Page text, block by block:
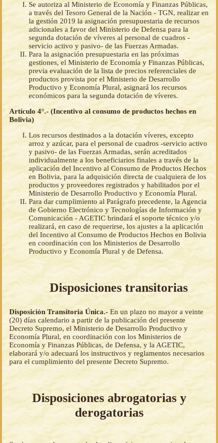
Se autoriza al Ministerio de Economía y Finanzas Públicas,
a través del Tesoro General de la Nación - TGN, realizar en
la gestión 2019 la asignación presupuestaria de recursos
adicionales a favor del Ministerio de Defensa para la
segunda dotación de víveres al personal de cuadros -
servicio activo y pasivo- de las Fuerzas Armadas.
Para la asignación presupuestaria en las próximas
gestiones, el Ministerio de Economía y Finanzas Públicas,
previa evaluación de la lista de precios referenciales de
productos provista por el Ministerio de Desarrollo
Productivo y Economía Plural, asignará los recursos
económicos para la segunda dotación de víveres.
Artículo 4°.- (Incentivo al consumo de productos hechos en
Bolivia)
Los recursos destinados a la dotación víveres, excepto
arroz y azúcar, para el personal de cuadros -servicio activo
y pasivo- de las Fuerzas Armadas, serán acreditados
individualmente a los beneficiarios finales a través de la
aplicación del Incentivo al Consumo de Productos Hechos
en Bolivia, para la adquisición directa de cualquiera de los
productos y proveedores registrados y habilitados por el
Ministerio de Desarrollo Productivo y Economía Plural.
Para dar cumplimiento al Parágrafo precedente, la Agencia
de Gobierno Electrónico y Tecnologías de Información y
Comunicación - AGETIC brindará el soporte técnico y/o
realizará, en caso de requerirse, los ajustes a la aplicación
del Incentivo al Consumo de Productos Hechos en Bolivia
en coordinación con los Ministerios de Desarrollo
Productivo y Economía Plural y de Defensa.
Disposiciones transitorias
Disposición Transitoria Única.- En un plazo no mayor a veinte
(20) días calendario a partir de la publicación del presente
Decreto Supremo, el Ministerio de Desarrollo Productivo y
Economía Plural, en coordinación con los Ministerios de
Economía y Finanzas Públicas, de Defensa, y la AGETIC,
elaborará y/o adecuará los instructivos y reglamentos necesarios
para el cumplimiento del presente Decreto Supremo.
Disposiciones abrogatorias y
derogatorias